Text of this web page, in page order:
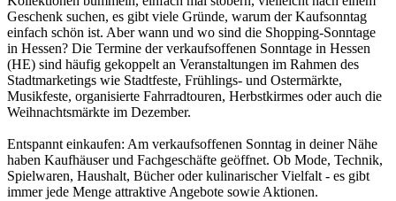
Geschenk suchen, es gibt viele Gründe, warum der Kaufsonntag
einfach schön ist. Aber wann und wo sind die Shopping-Sonntage
in Hessen? Die Termine der verkaufsoffenen Sonntage in Hessen
(HE) sind häufig gekoppelt an Veranstaltungen im Rahmen des
Stadtmarketings wie Stadtfeste, Frühlings- und Ostermärkte,
Musikfeste, organisierte Fahrradtouren, Herbstkirmes oder auch die
Weihnachtsmärkte im Dezember.
Entspannt einkaufen: Am verkaufsoffenen Sonntag in deiner Nähe
haben Kaufhäuser und Fachgeschäfte geöffnet. Ob Mode, Technik,
Spielwaren, Haushalt, Bücher oder kulinarischer Vielfalt - es gibt
immer jede Menge attraktive Angebote sowie Aktionen.